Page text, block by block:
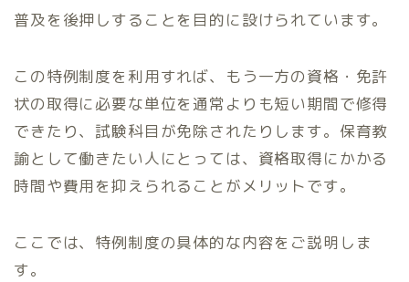
普及を後押しすることを目的に設けられています。
この特例制度を利用すれば、もう一方の資格・免許
状の取得に必要な単位を通常よりも短い期間で修得
できたり、試験科目が免除されたりします。保育教
諭として働きたい人にとっては、資格取得にかかる
時間や費用を抑えられることがメリットです。
ここでは、特例制度の具体的な内容をご説明しま
す。